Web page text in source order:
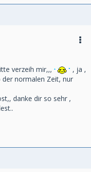
verzeih mir,,,
, ja ,
normalen Zeit, nur
danke dir so sehr ,